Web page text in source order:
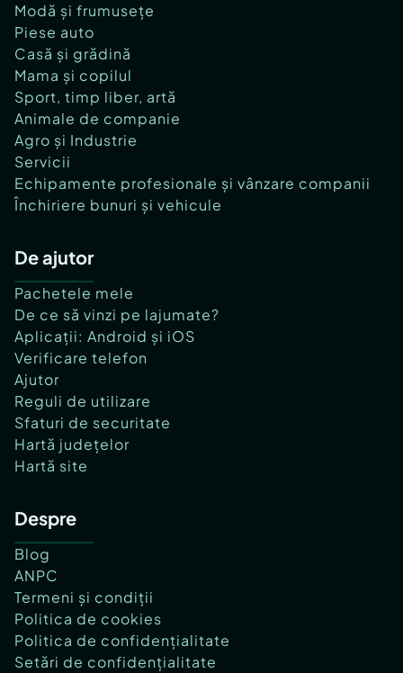
Modă și frumusețe
Piese auto
Casă și grădină
Mama și copilul
Sport, timp liber, artă
Animale de companie
Agro și Industrie
Servicii
Echipamente profesionale și vânzare companii
Închiriere bunuri și vehicule
De ajutor
Pachetele mele
De ce să vinzi pe lajumate?
Aplicații: Android și iOS
Verificare telefon
Ajutor
Reguli de utilizare
Sfaturi de securitate
Hartă județelor
Hartă site
Despre
Blog
ANPC
Termeni și condiții
Politica de cookies
Politica de confidențialitate
Setări de confidențialitate